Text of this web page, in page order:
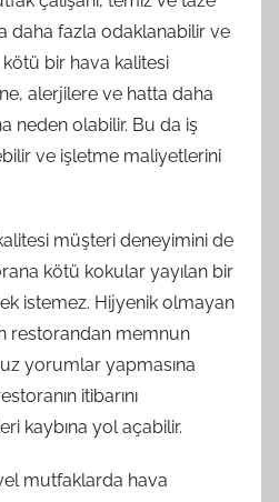
daha fazla odaklanabilir ve
bir hava kalitesi
alerjilere ve hatta daha
neden olabilir. Bu da iş
ve işletme maliyetlerini
müşteri deneyimini de
kötü kokular yayılan bir
istemez. Hijyenik olmayan
restorandan memnun
yorumlar yapmasına
itibarını
kaybına yol açabilir.
mutfaklarda hava